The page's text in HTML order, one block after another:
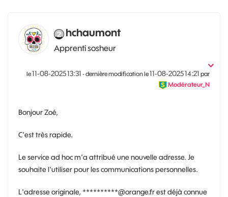
hchaumont
Apprenti sosheur
le‎11-08-202513:31 - dernière modification le‎11-08-202514:21 par
Modérateur_N
Bonjour Zoé,
C'est très rapide.
Le service ad hoc m'a attribué une nouvelle adresse. Je
souhaite l'utiliser pour les communications personnelles.
L'adresse originale, **********@orange.fr est déjà connue